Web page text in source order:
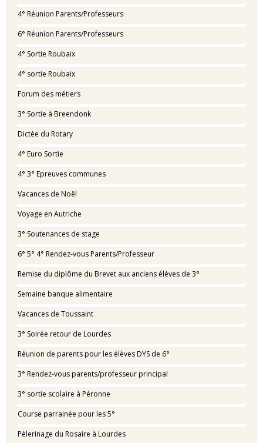
4° Réunion Parents/Professeurs
6° Réunion Parents/Professeurs
4° Sortie Roubaix
4° sortie Roubaix
Forum des métiers
3° Sortie à Breendonk
Dictée du Rotary
4° Euro Sortie
4° 3° Epreuves communes
Vacances de Noël
Voyage en Autriche
3° Soutenances de stage
6° 5° 4° Rendez-vous Parents/Professeur
Remise du diplôme du Brevet aux anciens élèves de 3°
Semaine banque alimentaire
Vacances de Toussaint
3° Soirée retour de Lourdes
Réunion de parents pour les élèves DYS de 6°
3° Rendez-vous parents/professeur principal
3° sortie scolaire à Péronne
Course parrainée pour les 5°
Pèlerinage du Rosaire à Lourdes